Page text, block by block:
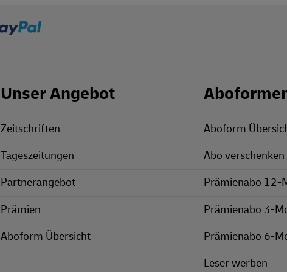
Unser Angebot
Zeitschriften
Tageszeitungen
Partnerangebot
Prämien
Aboform Übersicht
Aboform
Abo verschenken
Prämienabo 12-
Prämienabo 3-
Prämienabo 6-
Leser werben